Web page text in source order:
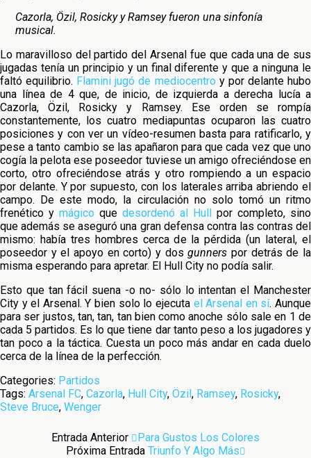
Cazorla, Özil, Rosicky y Ramsey fueron una sinfonía
musical.
Lo maravilloso del partido del Arsenal fue que cada una de sus
jugadas tenía un principio y un final diferente y que a ninguna le
faltó equilibrio. Flamini jugó de mediocentro y por delante hubo
una línea de 4 que, de inicio, de izquierda a derecha lucía a
Cazorla, Özil, Rosicky y Ramsey. Ese orden se rompía
constantemente, los cuatro mediapuntas ocuparon las cuatro
posiciones y con ver un vídeo-resumen basta para ratificarlo, y
pese a tanto cambio se las apañaron para que cada vez que uno
cogía la pelota ese poseedor tuviese un amigo ofreciéndose en
corto, otro ofreciéndose atrás y otro rompiendo a un espacio
por delante. Y por supuesto, con los laterales arriba abriendo el
campo. De este modo, la circulación no solo tomó un ritmo
frenético y mágico que desordenó al Hull por completo, sino
que además se aseguró una gran defensa contra las contras del
mismo: había tres hombres cerca de la pérdida (un lateral, el
poseedor y el apoyo en corto) y dosgunners por detrás de la
misma esperando para apretar. El Hull City no podía salir.
Esto que tan fácil suena -o no- sólo lo intentan el Manchester
City y el Arsenal. Y bien solo lo ejecuta el Arsenal en sí. Aunque
para ser justos, tan, tan, tan bien como anoche sólo sale en 1 de
cada 5 partidos. Es lo que tiene dar tanto peso a los jugadores y
tan poco a la táctica. Cuesta un poco más andar en cada duelo
cerca de la línea de la perfección.
Categories: Partidos
Tags: Arsenal FC, Cazorla, Hull City, Özil, Ramsey, Rosicky,
Steve Bruce, Wenger
Entrada Anterior
Para Gustos Los Colores
Próxima Entrada Triunfo Y Algo Más